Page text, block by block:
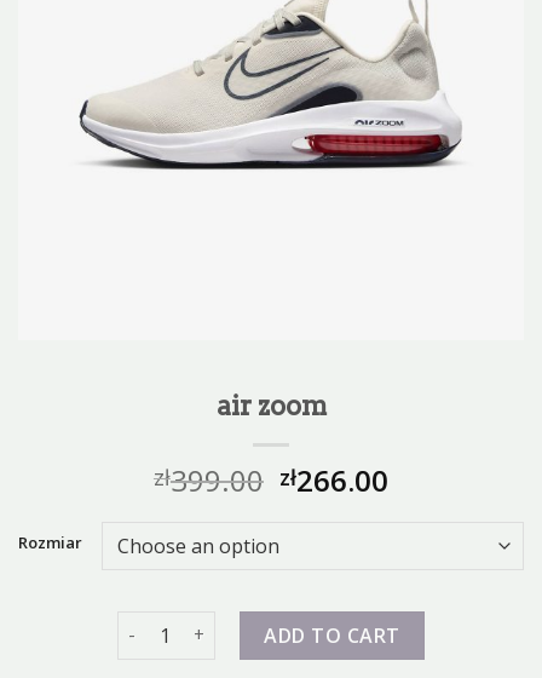
air zoom
zł399.00 zł266.00
Rozmiar
air zoom quantityADD TO CART